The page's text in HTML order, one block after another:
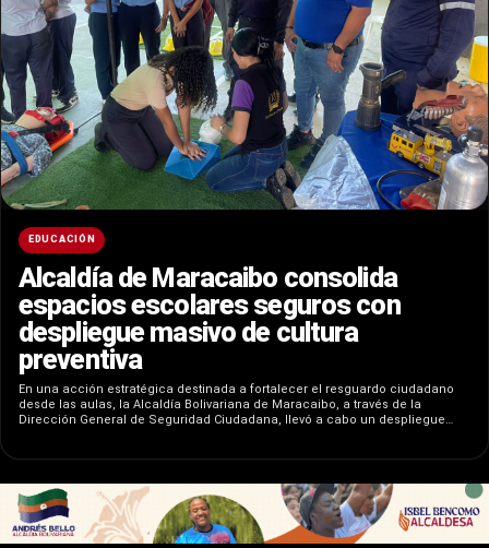
EDUCACIÓN
​Alcaldía de Maracaibo consolida
espacios escolares seguros con
despliegue masivo de cultura
preventiva
En una acción estratégica destinada a fortalecer el resguardo ciudadano
desde las aulas, la Alcaldía Bolivariana de Maracaibo, a través de la
Dirección General de Seguridad Ciudadana, llevó a cabo un despliegue…